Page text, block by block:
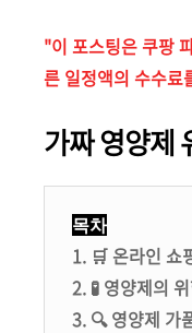
"이 포스팅은 쿠팡
른 일정액의 수수료
가짜 영양제
목차
1. 🛒 온라인 쇼
2. 🧪 영양제의
3. 🔍 영양제 가